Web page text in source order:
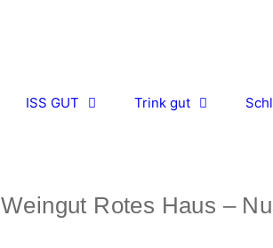
ISS GUT Trink gut
Weingut Rotes Haus –